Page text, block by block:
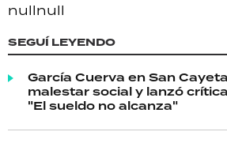
nullnull
SEGUÍ LEYENDO
García Cuerva en San
malestar social y lanzó
"El sueldo no alcanza"